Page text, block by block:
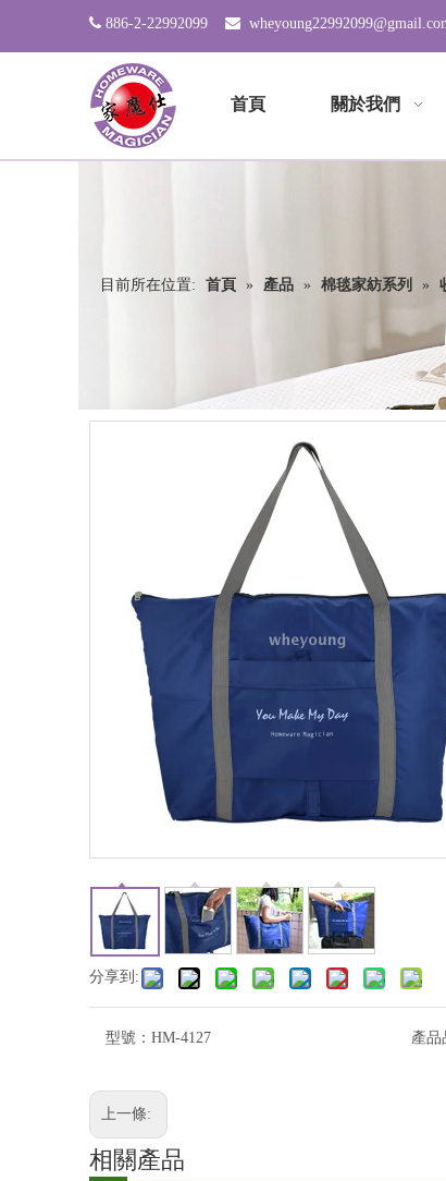
 886-2-22992099 
首頁 關於我們
目前所在位置: 首頁 » 產品 » 棉毯家紡系列 »
分享到:
型號： HM-4127 產品
上一條:
相關產品